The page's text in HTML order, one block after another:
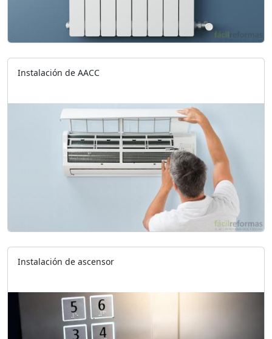
Instalación de AACC
Instalación de ascensor